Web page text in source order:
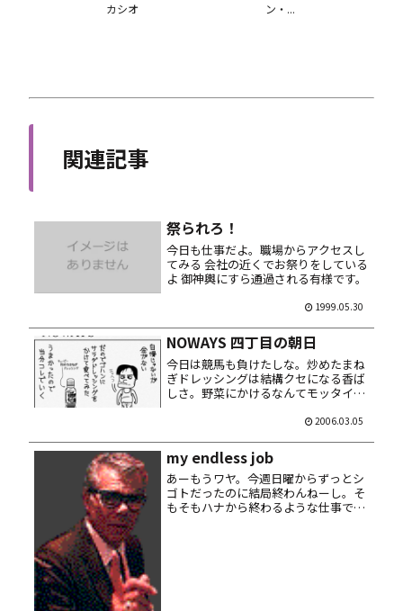
関連記事
祭られろ！
今日も仕事だよ。職場からアクセスし
てみる 会社の近くでお祭りをしている
よ 御神輿にすら通過される有様です。
1999.05.30
NOWAYS 四丁目の朝日
今日は競馬も負けたしな。炒めたまね
ぎドレッシングは結構クセになる香ば
しさ。野菜にかけるなんてモッタイネ
2006.03.05
my endless job
あーもうワヤ。今週日曜からずっとシ
ゴトだったのに結局終わんねーし。そ
もそもハナから終わるような仕事でも